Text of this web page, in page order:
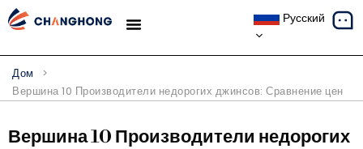
Русский
Дом
>
Вершина 10 Производители недорогих джинсов: Сравнение цен
Вершина 10 Производители недорогих